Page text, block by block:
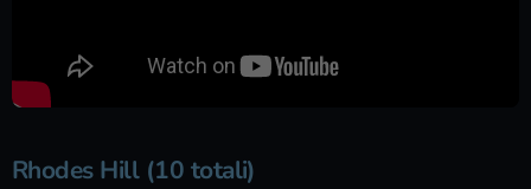
Rhodes Hill (10 totali)